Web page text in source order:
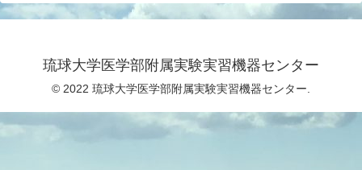
琉球大学医学部附属実験実習機器センター
© 2022 琉球大学医学部附属実験実習機器センター.